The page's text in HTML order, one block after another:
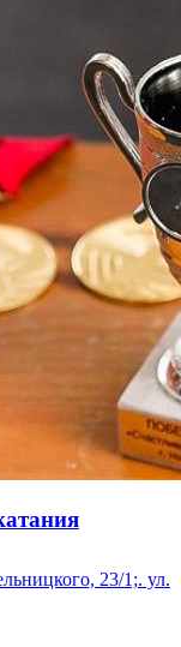
23/1;. ул.